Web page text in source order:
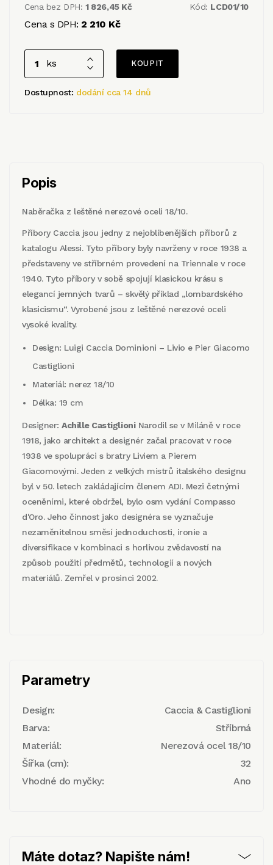
Cena bez DPH:1 826,45 Kč
Cena s DPH: 2 210 Kč
Kód: LCD01/10
ks
Dostupnost: dodání cca 14 dnů
Popis
Naběračka z leštěné nerezové oceli 18/10.
Příbory Caccia jsou jedny z nejoblíbenějších příborů z
katalogu Alessi. Tyto příbory byly navrženy v roce 1938 a
představeny ve stříbrném provedení na Triennale v roce
1940. Tyto příbory v sobě spojují klasickou krásu s
elegancí jemných tvarů – skvělý příklad „lombardského
klasicismu“. Vyrobené jsou z leštěné nerezové oceli
vysoké kvality.
Design: Luigi Caccia Dominioni – Livio e Pier Giacomo
Castiglioni
Materiál: nerez 18/10
Délka: 19 cm
Designer:Achille CastiglioniNarodil se v Miláně v roce
1918, jako architekt a designér začal pracovat v roce
1938 ve spolupráci s bratry Liviem a Pierem
Giacomovými. Jeden z velkých mistrů italského designu
byl v 50. letech zakládajícím členem ADI. Mezi četnými
oceněními, které obdržel, bylo osm vydání Compasso
d'Oro. Jeho činnost jako designéra se vyznačuje
nezaměnitelnou směsí jednoduchosti, ironie a
diversifikace v kombinaci s horlivou zvědavostí na
způsob použití předmětů, technologií a nových
materiálů. Zemřel v prosinci 2002.
Parametry
Design:
Caccia & Castiglioni
Barva:
Stříbrná
Materiál:
Nerezová ocel 18/10
Šířka (cm):
32
Vhodné do myčky:
Ano
Máte dotaz? Napište nám!